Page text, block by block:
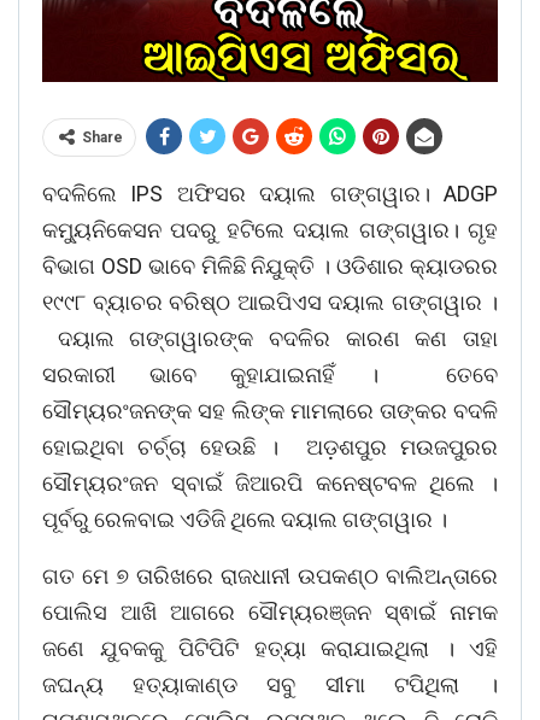
Share
ବଦଳିଲେ IPS ଅଫିସର ଦୟାଲ ଗଙ୍ଗୱାର। ADGP
କମ୍ୟୁନିକେସନ ପଦରୁ ହଟିଲେ ଦୟାଲ ଗଙ୍ଗୱାର। ଗୃହ
ବିଭାଗ OSD ଭାବେ ମିଳିଛି ନିଯୁକ୍ତି । ଓଡିଶାର କ୍ୟାଡରର
୧୯୯୮ ବ୍ୟାଚର ବରିଷ୍ଠ ଆଇପିଏସ ଦୟାଲ ଗଙ୍ଗୱାର ।
ଦୟାଲ ଗଙ୍ଗୱାରଙ୍କ ବଦଳିର କାରଣ କଣ ତାହା
ସରକାରୀ ଭାବେ କୁହାଯାଇନାହିଁ । ତେବେ
ସୌମ୍ୟରଂଜନଙ୍କ ସହ ଲିଙ୍କ ମାମଲାରେ ତାଙ୍କର ବଦଳି
ହୋଇଥିବା ଚର୍ଚ୍ଚା ହେଉଛି । ଅଡ଼ଶପୁର ମଉଜପୁରର
ସୌମ୍ୟରଂଜନ ସ୍ବାଇଁ ଜିଆରପି କନେଷ୍ଟବଳ ଥିଲେ ।
ପୂର୍ବରୁ ରେଳବାଇ ଏଡିଜି ଥିଲେ ଦୟାଲ ଗଙ୍ଗୱାର ।
ଗତ ମେ ୭ ତାରିଖରେ ରାଜଧାନୀ ଉପକଣ୍ଠ ବାଲିଅନ୍ତାରେ
ପୋଲିସ ଆଖି ଆଗରେ ସୌମ୍ୟରଞ୍ଜନ ସ୍ଵାଇଁ ନାମକ
ଜଣେ ଯୁବକକୁ ପିଟିପିଟି ହତ୍ୟା କରାଯାଇଥିଲା । ଏହି
ଜଘନ୍ୟ ହତ୍ୟାକାଣ୍ଡ ସବୁ ସୀମା ଟପିଥିଲା ।